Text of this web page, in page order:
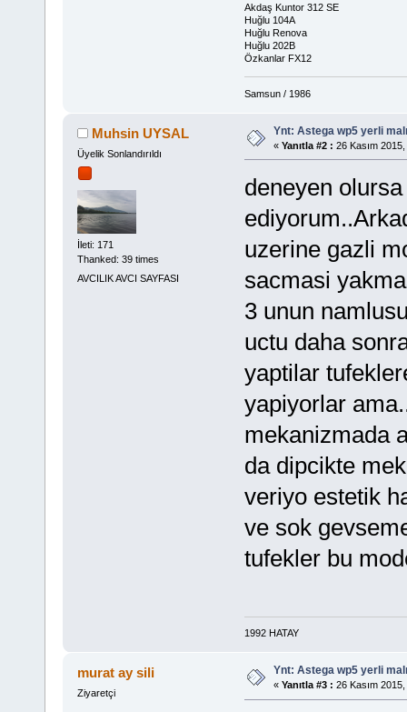
Akdaş Kuntor 312 SE
Huğlu 104A
Huğlu Renova
Huğlu 202B
Özkanlar FX12
Samsun / 1986
Muhsin UYSAL
Üyelik Sonlandırıldı
İleti: 171
Thanked: 39 times
AVCILIK AVCI SAYFASI
Ynt: Astega wp5 yerli
« Yanıtla #2 : 26 Kasım
deneyen
uzerine gazli
sacmasi
3 unun
uctu daha
yaptilar
yapiyorlar
mekanizmada
da dipcikte
veriyo estetik
ve sok
tufekler bu
1992 HATAY
murat ay sili
Ziyaretçi
Ynt: Astega wp5 yerli
« Yanıtla #3 : 26 Kasım